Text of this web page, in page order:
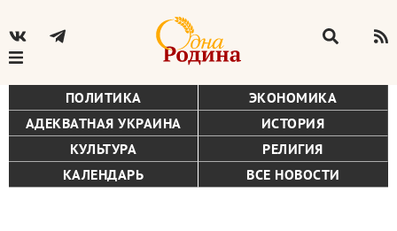
ПОЛИТИКА
ЭКОНОМИКА
АДЕКВАТНАЯ УКРАИНА
ИСТОРИЯ
КУЛЬТУРА
РЕЛИГИЯ
КАЛЕНДАРЬ
ВСЕ НОВОСТИ